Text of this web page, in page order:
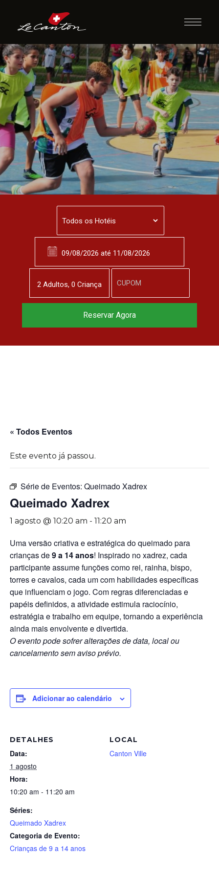
Queimado Xadrex
« Todos Eventos
Este evento já passou.
Série de Eventos: Queimado Xadrex
Queimado Xadrex
1 agosto @ 10:20 am - 11:20 am
Uma versão criativa e estratégica do queimado para
crianças de9 a 14 anos! Inspirado no xadrez, cada
participante assume funções como rei, rainha, bispo,
torres e cavalos, cada um com habilidades específicas
que influenciam o jogo. Com regras diferenciadas e
papéis definidos, a atividade estimula raciocínio,
estratégia e trabalho em equipe, tornando a experiência
ainda mais envolvente e divertida.
O evento pode sofrer alterações de data, local ou
cancelamento sem aviso prévio.
Adicionar ao calendário
DETALHES
Data:
1 agosto
Hora:
10:20 am - 11:20 am
Séries:
Queimado Xadrex
Categoria de Evento:
Crianças de 9 a 14 anos
LOCAL
Canton Ville
2 Adultos, 0 Criança
Reservar Agora